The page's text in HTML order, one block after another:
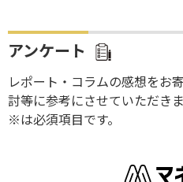
アンケート
レポート・コラムの感想をお
討等に参考にさせていただきま
※は必須項目です。